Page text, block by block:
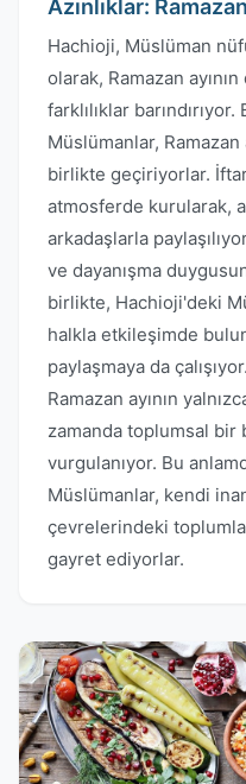
Azınlıklar:
Hachioji, Müslüman
olarak, Ramazan
farklılıklar
Müslümanlar,
birlikte geçiriyorlar.
atmosferde kurularak,
arkadaşlarla
ve dayanışma
birlikte, Hachioji'deki
halkla etkileşimde
paylaşmaya da
Ramazan ayının
zamanda toplumsal bir
vurgulanıyor. Bu
Müslümanlar, kendi
çevrelerindeki
gayret ediyorlar.